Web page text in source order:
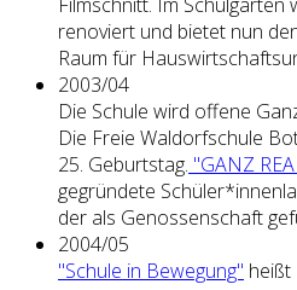
renoviert und bietet nun
Raum für
2003/04
Die Schule wird offene
Die Freie Waldorfschule
25. Geburtstag. "GANZ
gegründete
der als Genossenschaft
2004/05
"Schule in Bewegung" heißt